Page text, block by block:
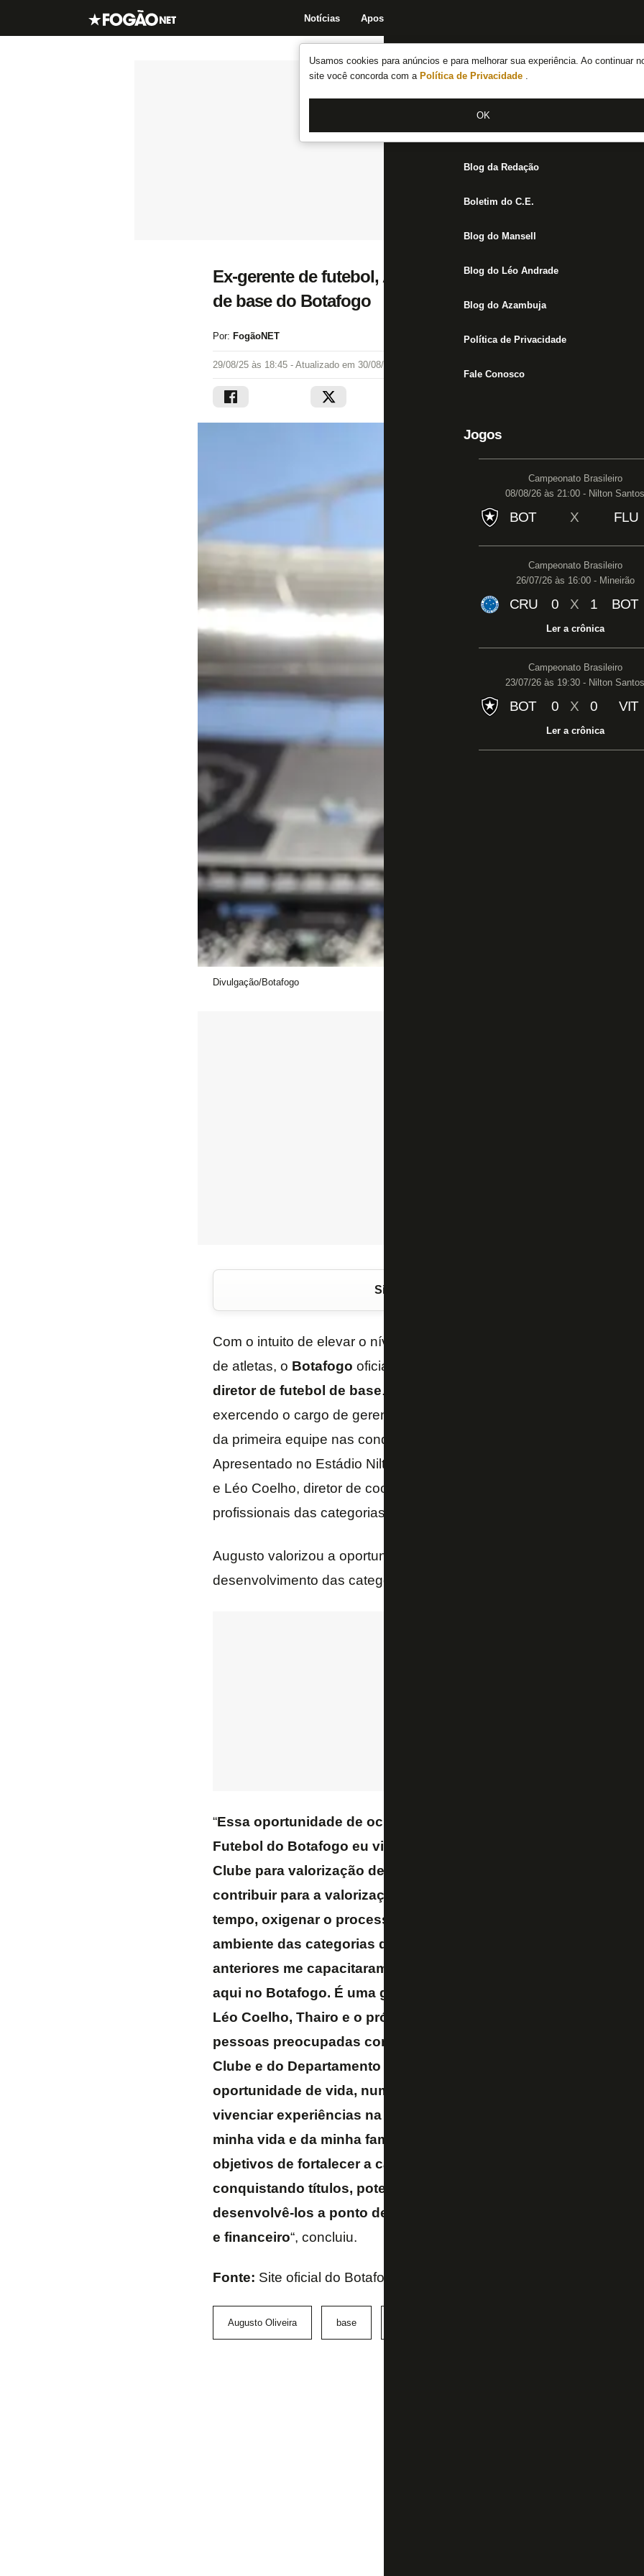
Usamos cookies para anúncios e para melhorar sua experiência. Ao continuar
site você concorda com a Política de Privacidade .
OK
Notícias Apostas
Notícias do Botafogo
Fórum
Jogos
Blog da Redação
Boletim do C.E.
Blog do Mansell
Blog do Léo Andrade
Blog do Azambuja
Política de Privacidade
Fale Conosco
Jogos
Campeonato Brasileiro
08/08/26 às 21:00 - Nilton Santos
BOT X FLU
Campeonato Brasileiro
26/07/26 às 16:00 - Mineirão
CRU 0 X 1 BOT
Ler a crônica
Campeonato Brasileiro
23/07/26 às 19:30 - Nilton Santos
BOT 0 X 0 VIT
Ler a crônica
Ex-gerente de futebol, Augusto Oliveira é o novo diretor
de base do Botafogo
Por: FogãoNET
29/08/25 às 18:45 - Atualizado em 30/08/25 às 02:25
Divulgação/Botafogo
Siga o FogãoNET
Com o intuito de elevar o nível de desenvolvimento das categorias
de atletas, o Botafogo oficializou nesta sexta (29/8)
diretor de futebol de base. Iniciando sua trajetória no clube na
exercendo o cargo de gerente de futebol, Augusto participou
da primeira equipe nas conquistas do Campeonato Brasileiro e
Apresentado no Estádio Nilton Santos por Alessandro Brito, diretor
e Léo Coelho, diretor de coordenação de futebol, Augusto foi
profissionais das categorias de base e já iniciou o novo ciclo.
Augusto valorizou a oportunidade e projetou novos objetivos na
desenvolvimento das categorias de base.
“Essa oportunidade de ocupar uma função tão relevante no
Futebol do Botafogo eu vi como uma convocação. Eu acredito
Clube para valorização de pessoas que já estão aqui. É uma
contribuir para a valorização interna e para a manutenção da
tempo, oxigenar o processo de formação e entender o mais
ambiente das categorias de base. Tenho a convicção que as
anteriores me capacitaram para dar conta dessa
aqui no Botafogo. É uma gratidão imensa pela confiança que o
Léo Coelho, Thairo e o próprio John, e me faz acreditar que o
pessoas preocupadas com o processo e para que esses
Clube e do Departamento de futebol. Estou muito feliz e
oportunidade de vida, num Clube que estou há quase dois anos
vivenciar experiências na equipe principal que vão ficar
minha vida e da minha família. Tenho convicção que a gente vai
objetivos de fortalecer a captação, identificação de atletas,
conquistando títulos, potencializando assim a formação desses
desenvolvê-los a ponto de abastecerem a equipe principal,
e financeiro“, concluiu.
Fonte: Site oficial do Botafogo
Augusto Oliveira base